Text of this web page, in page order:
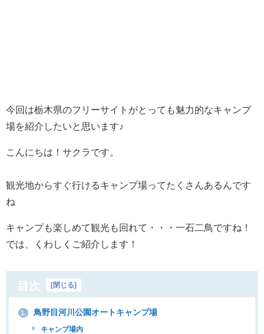
今回は栃木県のフリーサイトがとっても魅力的なキャンプ
場を紹介したいと思います♪
こんにちは！サクラです。
観光地からすぐ行けるキャンプ場ってたくさんあるんです
ね
キャンプも楽しめて観光も回れて・・・一石二鳥ですね！
では、くわしくご紹介します！
目次 [閉じる]
1. 鳥野目河川公園オートキャンプ場
キャンプ場内